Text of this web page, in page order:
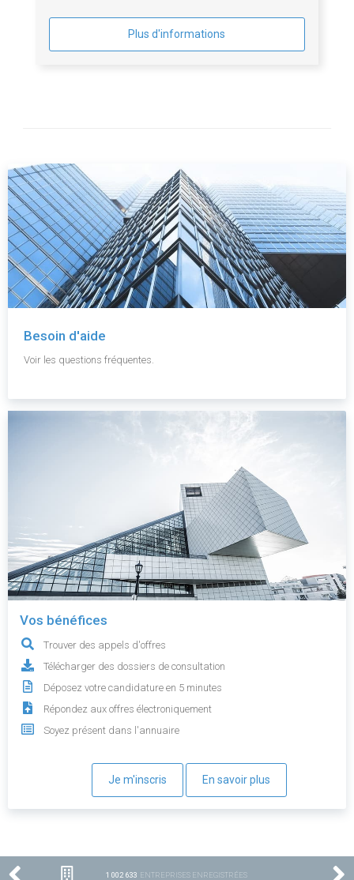
Plus d'informations
Besoin d'aide
Voir les questions fréquentes.
Vos bénéfices
Trouver des appels d'offres
Télécharger des dossiers de consultation
Déposez votre candidature en 5 minutes
Répondez aux offres électroniquement
Soyez présent dans l'annuaire
Je m'inscris En savoir plus
1 002 633 ENTREPRISES ENREGISTRÉES